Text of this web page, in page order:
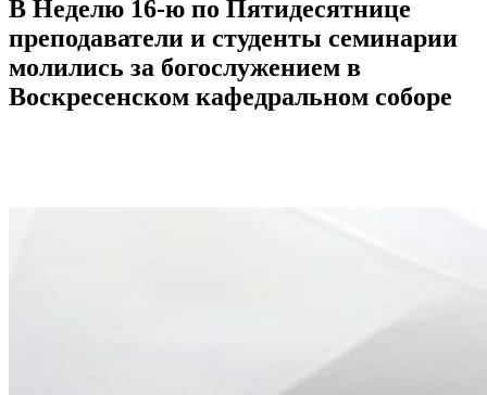
В Неделю 16-ю по Пятидесятнице
преподаватели и студенты семинарии
молились за богослужением в
Воскресенском кафедральном соборе